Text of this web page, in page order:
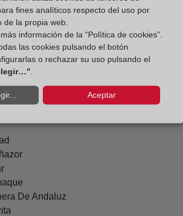
Jalon
De Abajo
De Andaluz
fines analíticos respecto del uso por
de la propia web.
información de la “Política de cookies”.
las cookies pulsando el botón
o rechazar su uso pulsando el
Aceptar